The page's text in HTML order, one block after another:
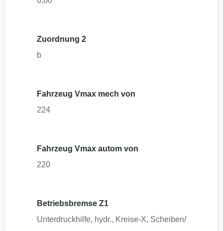
Zuordnung 2
b
Fahrzeug Vmax mech von
224
Fahrzeug Vmax autom von
220
Betriebsbremse Z1
Unterdruckhilfe, hydr., Kreise-X, Scheiben/